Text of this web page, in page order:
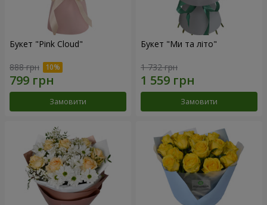
Букет "Pink Cloud"
888 грн
Замовити
Букет "Ми та літо"
1 732 грн
Замовити